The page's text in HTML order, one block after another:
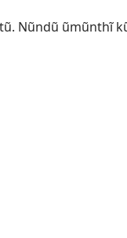
Nũndũ ũmũnthĩ